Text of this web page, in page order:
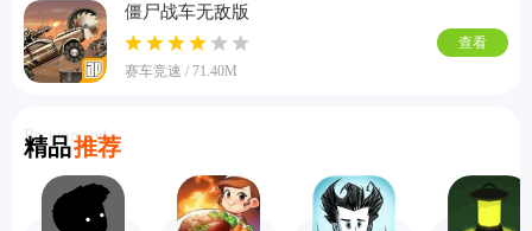
僵尸战车无敌版
赛车竞速 / 71.40M
查看
精品推荐
Recommend